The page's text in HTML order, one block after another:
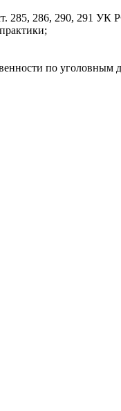
285, 286, 290, 291 УК
по уголовным